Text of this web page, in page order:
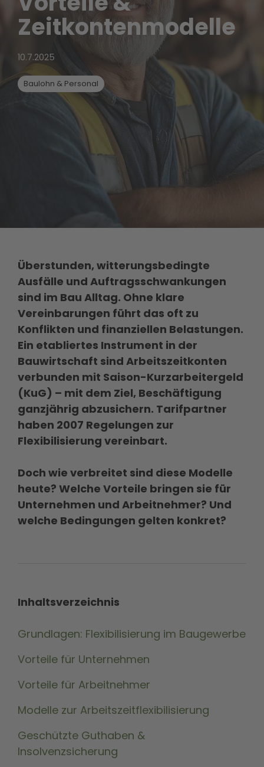
Zeitkontenmodelle
10.7.2025
Baulohn & Personal
Überstunden, witterungsbedingte
Ausfälle und Auftragsschwankungen
sind im Bau Alltag. Ohne klare
Vereinbarungen führt das oft zu
Konflikten und finanziellen Belastungen.
Ein etabliertes Instrument in der
Bauwirtschaft sind Arbeitszeitkonten
verbunden mit Saison-Kurzarbeitergeld
(KuG) – mit dem Ziel, Beschäftigung
ganzjährig abzusichern. Tarifpartner
haben 2007 Regelungen zur
Flexibilisierung vereinbart.
Doch wie verbreitet sind diese Modelle
heute? Welche Vorteile bringen sie für
Unternehmen und Arbeitnehmer? Und
welche Bedingungen gelten konkret?
Inhaltsverzeichnis
Grundlagen: Flexibilisierung im Baugewerbe
Vorteile für Unternehmen
Vorteile für Arbeitnehmer
Modelle zur Arbeitszeitflexibilisierung
Geschützte Guthaben &
Insolvenzsicherung